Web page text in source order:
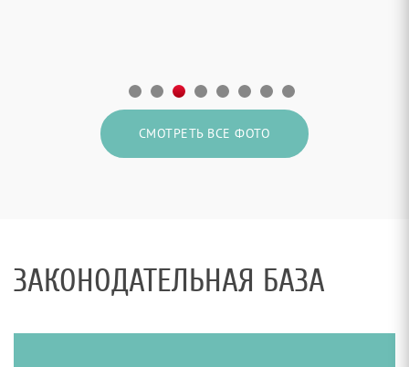
СМОТРЕТЬ ВСЕ ФОТО
ЗАКОНОДАТЕЛЬНАЯ БАЗА